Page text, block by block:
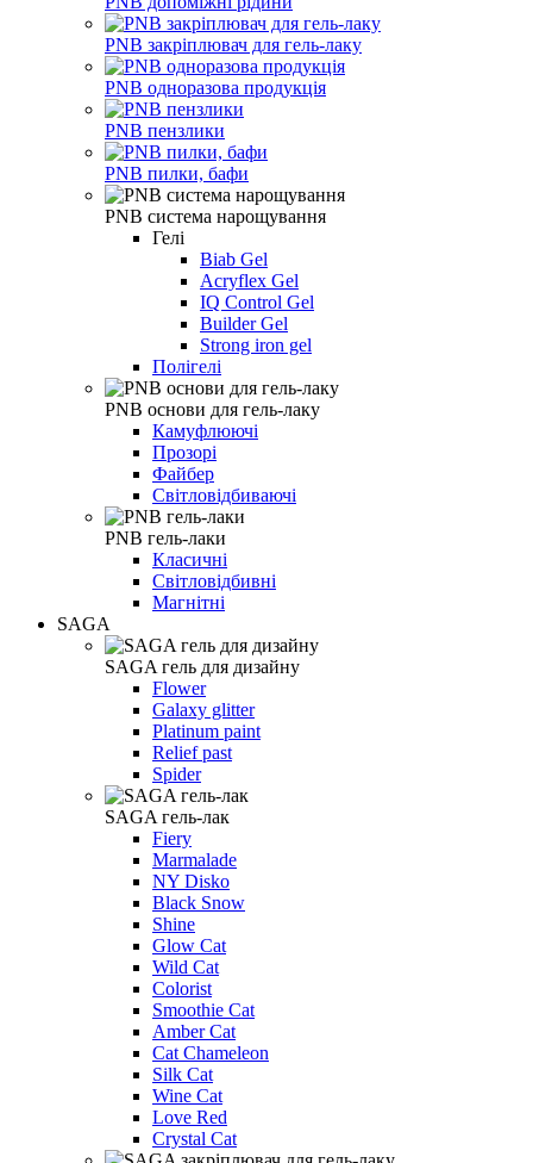
PNB закріплювач для гель-лаку
PNB одноразова продукція
PNB пензлики
PNB пилки, бафи
PNB система нарощування
Гелі
Biab Gel
Acryflex Gel
IQ Control Gel
Builder Gel
Strong iron gel
Полігелі
PNB основи для гель-лаку
Камуфлюючі
Прозорі
Файбер
Світловідбиваючі
PNB гель-лаки
Класичні
Світловідбивні
Магнітні
SAGA
SAGA гель для дизайну
Flower
Galaxy glitter
Platinum paint
Relief past
Spider
SAGA гель-лак
Fiery
Marmalade
NY Disko
Black Snow
Shine
Glow Cat
Wild Cat
Colorist
Smoothie Cat
Amber Cat
Cat Chameleon
Silk Cat
Wine Cat
Love Red
Crystal Cat